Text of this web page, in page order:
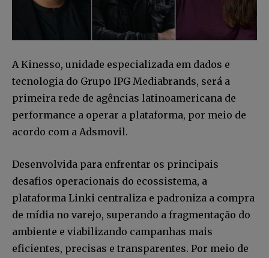
A Kinesso, unidade especializada em dados e
tecnologia do Grupo IPG Mediabrands, será a
primeira rede de agências latinoamericana de
performance a operar a plataforma, por meio de
acordo com a Adsmovil.
Desenvolvida para enfrentar os principais
desafios operacionais do ecossistema, a
plataforma Linki centraliza e padroniza a compra
de mídia no varejo, superando a fragmentação do
ambiente e viabilizando campanhas mais
eficientes, precisas e transparentes. Por meio de